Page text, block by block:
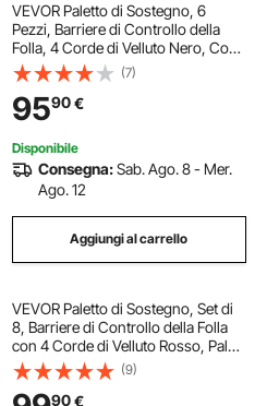
VEVOR Paletto di Sostegno, 6
Pezzi, Barriere di Controllo della
Folla, 4 Corde di Velluto Nero, Coda
di Palo di Sostegno in Acciaio Inox
da 1,5 m con Base Cava per Festa,
Matrimonio, Mostra, Nero
(7)
9590€
Disponibile
Consegna:Sab. Ago. 8 - Mer.
Ago. 12
Aggiungi al carrello
VEVOR Paletto di Sostegno, Set di
8, Barriere di Controllo della Folla
con 4 Corde di Velluto Rosso, Palo
di Sostegno in Acciaio Inox
Argentato da 1,5 m con Base Cava
per Festa, Matrimonio, Mostra
(9)
90€